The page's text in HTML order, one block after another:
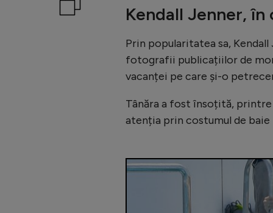
Kendall Jenner,
Prin popularitatea sa,
fotografii publicațiilor de
vacanței pe care și-o
Tânăra a fost însoțită, printre
atenția prin costumul de